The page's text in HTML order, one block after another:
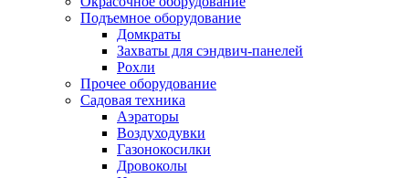
Подъемное оборудование
Домкраты
Захваты для сэндвич-панелей
Рохли
Прочее оборудование
Садовая техника
Аэраторы
Воздуходувки
Газонокосилки
Дровоколы